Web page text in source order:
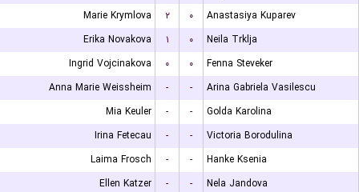
Marie Krymlova
۲ ۰
Anastasiya Kuparev
Erika Novakova
۱ ۰
Neila Trklja
Ingrid Vojcinakova
۰ ۰
Fenna Steveker
Anna Marie Weissheim
- -
Arina Gabriela Vasilescu
Mia Keuler
- -
Golda Karolina
Irina Fetecau
- -
Victoria Borodulina
Laima Frosch
- -
Hanke Ksenia
Ellen Katzer
- - Nela Jandova